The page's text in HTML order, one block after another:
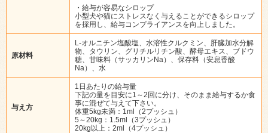
・給与が容易なシロップ
小型犬や猫にストレスなく与えることができるシロップ
を採用し、給与コンプライアンスを向上しました。
原材料
L-オルニチン塩酸塩、水溶性クルクミン、肝臓加水分解
物、タウリン、グリチルリチン酸、酵母エキス、ブドウ
糖、甘味料（サッカリンNa）、保存料（安息香酸
Na）、水
与え方
1日あたりの給与量
下記の量を目安に1～2回に分け、そのまま給与するか食
事に混ぜて与えて下さい。
体重5kg未満：1ml（2プッシュ）
5～20kg：1.5ml（3プッシュ）
20kg以上：2ml（4プッシュ）